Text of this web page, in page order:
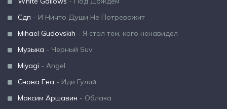
Сдп - И Ничто Души Не Потревожит
Mihael Gudovskih - Я стал тем, кого ненавидел
Музыка - Чёрный Suv
Miyagi - Angel
Снова Ева - Иди Гуляй
Максим Аршавин - Облака